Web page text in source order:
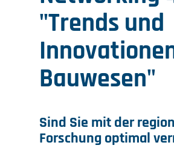
"Trends und
Bauwesen"
Sind Sie mit der
Forschung optimal